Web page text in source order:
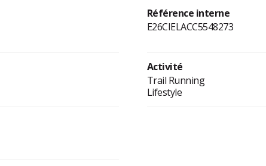
Référence interne
E26CIELACC5548273
Activité
Trail Running
Lifestyle